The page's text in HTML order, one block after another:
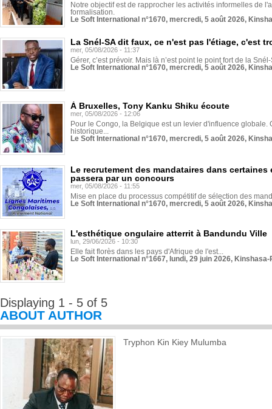
Notre objectif est de rapprocher les activités informelles de
formalisation.
Le Soft International n°1670, mercredi, 5 août 2026,
La Snél-SA dit faux, ce n'est pas l'étiage, c'est
mer, 05/08/2026 - 11:37
Gérer, c’est prévoir. Mais là n’est point le point fort de la
Le Soft International n°1670, mercredi, 5 août 2026,
À Bruxelles, Tony Kanku Shiku écoute
mer, 05/08/2026 - 12:06
Pour le Congo, la Belgique est un levier d'influence globale.
historique...
Le Soft International n°1670, mercredi, 5 août 2026,
Le recrutement des mandataires dans
passera par un concours
mer, 05/08/2026 - 11:55
Mise en place du processus compétitif de sélection des
Le Soft International n°1670, mercredi, 5 août 2026,
L'esthétique ongulaire atterrit à Bandundu Ville
lun, 29/06/2026 - 10:30
Elle fait florès dans les pays d'Afrique de l'est...
Le Soft International n°1667, lundi, 29 juin 2026,
Displaying 1 - 5 of 5
ABOUT AUTHOR
Tryphon Kin Kiey Mulumba